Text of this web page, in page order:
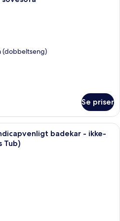
(dobbeltseng)
Se priser
Et hotelværelse med en stor seng,
badekar - ikke-
Tub)